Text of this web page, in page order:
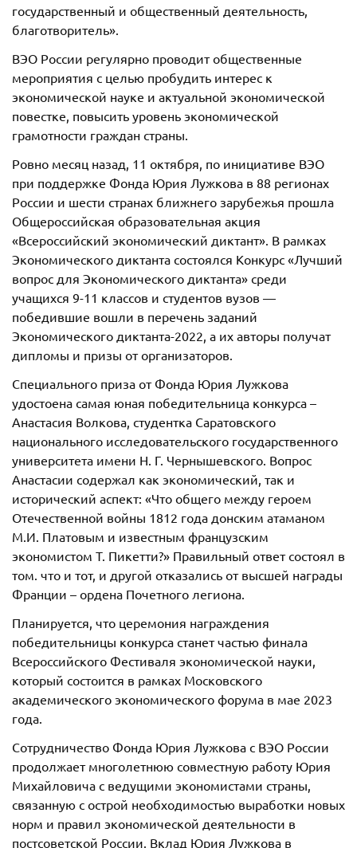
государственный и общественный деятельность,
благотворитель».
ВЭО России регулярно проводит общественные
мероприятия с целью пробудить интерес к
экономической науке и актуальной экономической
повестке, повысить уровень экономической
грамотности граждан страны.
Ровно месяц назад, 11 октября, по инициативе ВЭО
при поддержке Фонда Юрия Лужкова в 88 регионах
России и шести странах ближнего зарубежья прошла
Общероссийская образовательная акция
«Всероссийский экономический диктант». В рамках
Экономического диктанта состоялся Конкурс «Лучший
вопрос для Экономического диктанта» среди
учащихся 9-11 классов и студентов вузов —
победившие вошли в перечень заданий
Экономического диктанта-2022, а их авторы получат
дипломы и призы от организаторов.
Специального приза от Фонда Юрия Лужкова
удостоена самая юная победительница конкурса –
Анастасия Волкова, студентка Саратовского
национального исследовательского государственного
университета имени Н. Г. Чернышевского. Вопрос
Анастасии содержал как экономический, так и
исторический аспект: «Что общего между героем
Отечественной войны 1812 года донским атаманом
М.И. Платовым и известным французским
экономистом Т. Пикетти?» Правильный ответ состоял в
том. что и тот, и другой отказались от высшей награды
Франции – ордена Почетного легиона.
Планируется, что церемония награждения
победительницы конкурса станет частью финала
Всероссийского Фестиваля экономической науки,
который состоится в рамках Московского
академического экономического форума в мае 2023
года.
Сотрудничество Фонда Юрия Лужкова с ВЭО России
продолжает многолетнюю совместную работу Юрия
Михайловича с ведущими экономистами страны,
связанную с острой необходимостью выработки новых
норм и правил экономической деятельности в
постсоветской России. Вклад Юрия Лужкова в